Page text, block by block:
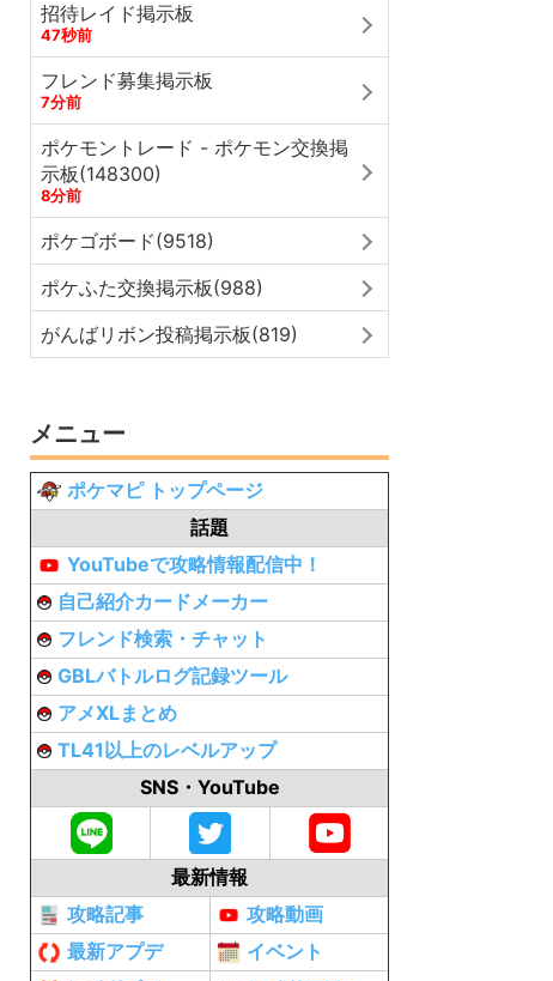
招待レイド掲示板
47秒前
フレンド募集掲示板
7分前
ポケモントレード - ポケモン交換掲
示板(148300)
8分前
ポケゴボード(9518)
ポケふた交換掲示板(988)
がんばリボン投稿掲示板(819)
メニュー
ポケマピ トップページ
話題
YouTubeで攻略情報配信中！
自己紹介カードメーカー
フレンド検索・チャット
GBLバトルログ記録ツール
アメXLまとめ
TL41以上のレベルアップ
SNS・YouTube
最新情報
攻略記事
攻略動画
最新アプデ
イベント